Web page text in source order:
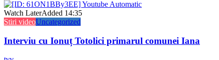
Watch LaterAdded 14:35
Stiri videoUncategorized
Interviu cu Ionuț Totolici primarul comunei Iana